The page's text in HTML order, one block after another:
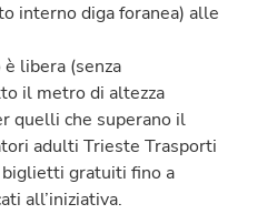
interno diga foranea) alle
è libera (senza
il metro di altezza
quelli che superano il
adulti Trieste Trasporti
gratuiti fino a
all’iniziativa.